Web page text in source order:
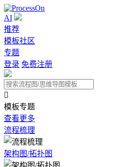
AI
推荐
模板社区
专题
登录 免费注册

模板专题
查看更多
流程梳理
架构图/拓扑图